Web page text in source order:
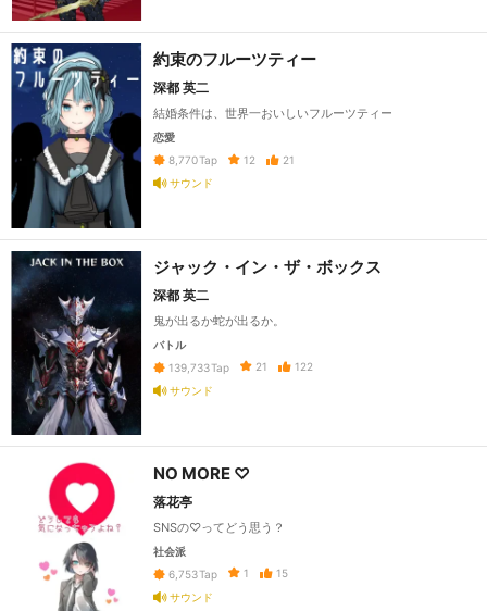
約束のフルーツティー
深都 英二
結婚条件は、世界一おいしいフルーツティー
恋愛
8,770Tap 12
21
サウンド
ジャック・イン・ザ・ボックス
深都 英二
鬼が出るか蛇が出るか。
バトル
139,733Tap 21
122
サウンド
NO MORE ♡
落花亭
SNSの♡ってどう思う？
社会派
6,753Tap 1
15
サウンド